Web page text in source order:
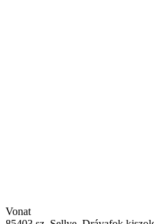
Vonat